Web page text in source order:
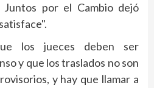
por el Cambio dejó
los jueces deben ser
y que los traslados no son
y hay que llamar a